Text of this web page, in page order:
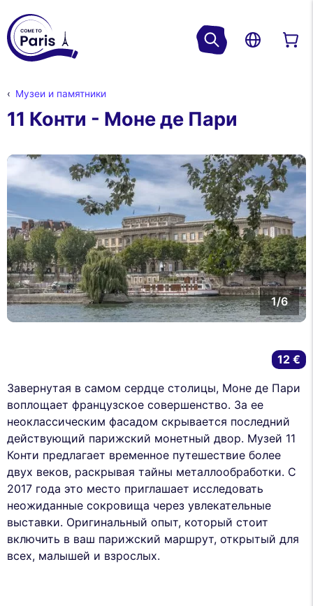
Музеи и памятники
11 Конти - Моне де Пари
1/6
Завернутая в самом сердце столицы, Моне де Пари
воплощает французское совершенство. За ее
неоклассическим фасадом скрывается последний
действующий парижский монетный двор. Музей 11
Конти предлагает временное путешествие более
двух веков, раскрывая тайны металлообработки. С
2017 года это место приглашает исследовать
неожиданные сокровища через увлекательные
выставки. Оригинальный опыт, который стоит
включить в ваш парижский маршрут, открытый для
всех, малышей и взрослых.
12 €